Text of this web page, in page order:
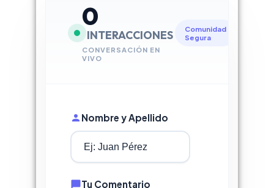
0
INTERACCIONES
CONVERSACIÓN EN
VIVO
Comunidad
Segura
Nombre y Apellido
Tu Comentario